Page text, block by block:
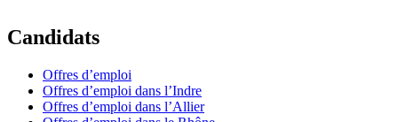
Candidats
Offres d’emploi
Offres d’emploi dans l’Indre
Offres d’emploi dans l’Allier